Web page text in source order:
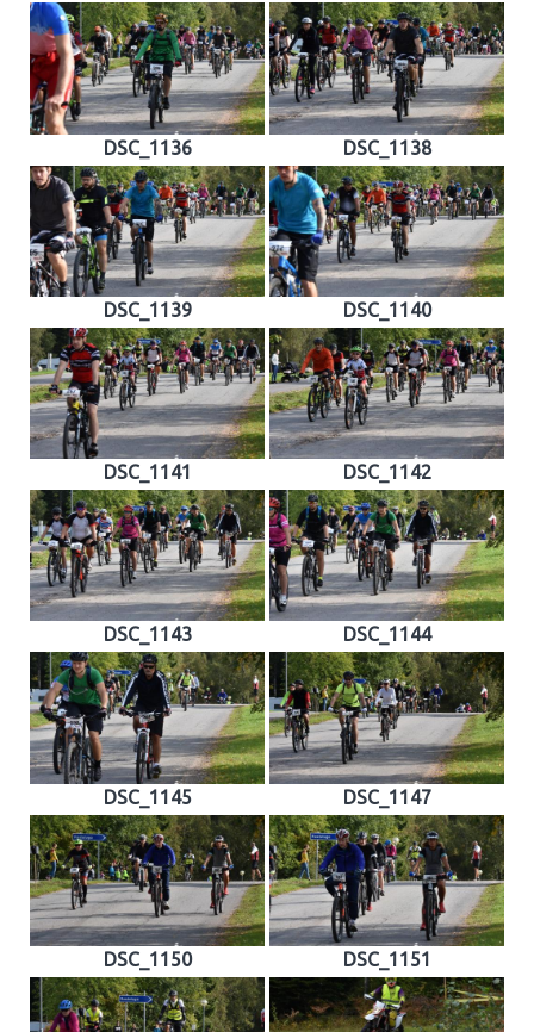
DSC_1136 DSC_1138
DSC_1139 DSC_1140
DSC_1141 DSC_1142
DSC_1143 DSC_1144
DSC_1145 DSC_1147
DSC_1150 DSC_1151